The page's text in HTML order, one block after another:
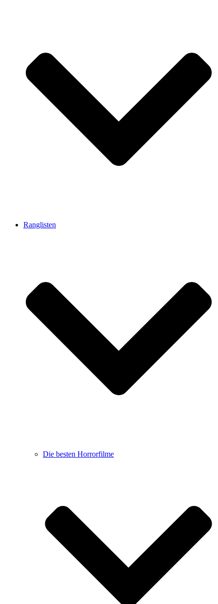
Ranglisten
Die besten Horrorfilme